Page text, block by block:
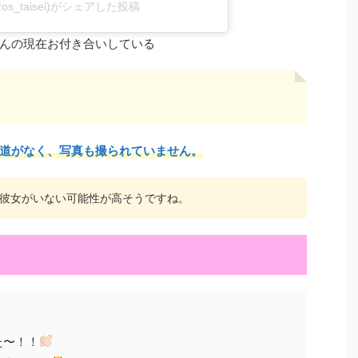
がシェアした投稿
の現在お付き合いしている
がなく、写真も撮られていません。
女がいない可能性が高そうですね。
！！